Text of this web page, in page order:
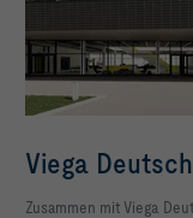
Viega
Zusammen mit Viega